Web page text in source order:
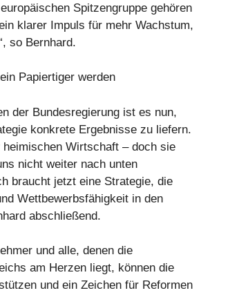
Spitzengruppe gehören
klarer Impuls für mehr Wachstum,
so Bernhard.
Papiertiger werden
der Bundesregierung ist es nun,
konkrete Ergebnisse zu liefern.
Wirtschaft – doch sie
nicht weiter nach unten
braucht jetzt eine Strategie, die
Wettbewerbsfähigkeit in den
abschließend.
und alle, denen die
am Herzen liegt, können die
und ein Zeichen für Reformen